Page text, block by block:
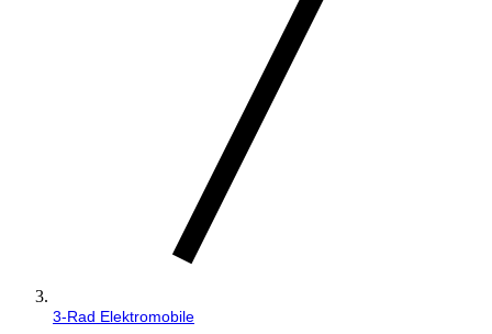
3-Rad Elektromobile